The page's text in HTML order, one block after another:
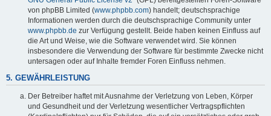
von phpBB Limited (www.phpbb.com) handelt; deutschsprachige
Informationen werden durch die deutschsprachige Community unter
www.phpbb.de zur Verfügung gestellt. Beide haben keinen Einfluss auf
die Art und Weise, wie die Software verwendet wird. Sie können
insbesondere die Verwendung der Software für bestimmte Zwecke nicht
untersagen oder auf Inhalte fremder Foren Einfluss nehmen.
5. GEWÄHRLEISTUNG
Der Betreiber haftet mit Ausnahme der Verletzung von Leben, Körper
und Gesundheit und der Verletzung wesentlicher Vertragspflichten